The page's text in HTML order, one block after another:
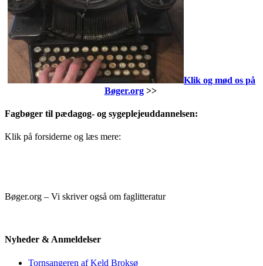
Klik og mød os på
Bøger.org>>
Fagbøger til pædagog- og sygeplejeuddannelsen:
Klik på forsiderne og læs mere:
Bøger.org – Vi skriver også om faglitteratur
Nyheder & Anmeldelser
Tornsangeren af Keld Broksø